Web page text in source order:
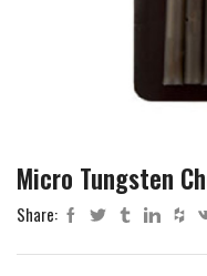
Micro Tungsten
Share: